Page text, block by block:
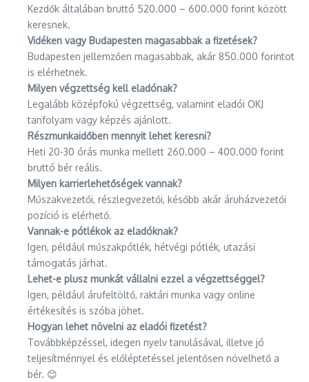
Kezdők általában bruttó 520.000 – 600.000 forint között
keresnek.
Vidéken vagy Budapesten magasabbak a fizetések?
Budapesten jellemzően magasabbak, akár 850.000 forintot
is elérhetnek.
Milyen végzettség kell eladónak?
Legalább középfokú végzettség, valamint eladói OKJ
tanfolyam vagy képzés ajánlott.
Részmunkaidőben mennyit lehet keresni?
Heti 20-30 órás munka mellett 260.000 – 400.000 forint
bruttó bér reális.
Milyen karrierlehetőségek vannak?
Műszakvezetői, részlegvezetői, később akár áruházvezetői
pozíció is elérhető.
Vannak-e pótlékok az eladóknak?
Igen, például műszakpótlék, hétvégi pótlék, utazási
támogatás járhat.
Lehet-e plusz munkát vállalni ezzel a végzettséggel?
Igen, például árufeltöltő, raktári munka vagy online
értékesítés is szóba jöhet.
Hogyan lehet növelni az eladói fizetést?
Továbbképzéssel, idegen nyelv tanulásával, illetve jó
teljesítménnyel és előléptetéssel jelentősen növelhető a
bér. 😊